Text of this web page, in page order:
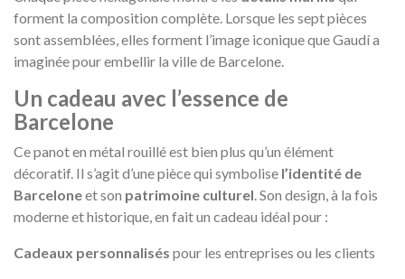
forment la composition complète. Lorsque les sept pièces
sont assemblées, elles forment l’image iconique que Gaudí a
imaginée pour embellir la ville de Barcelone.
Un cadeau avec l’essence de
Barcelone
Ce panot en métal rouillé est bien plus qu’un élément
décoratif. Il s’agit d’une pièce qui symbolise l’identité de
Barceloneet son patrimoine culturel. Son design, à la fois
moderne et historique, en fait un cadeau idéal pour :
Cadeaux personnalisés pour les entreprises ou les clients